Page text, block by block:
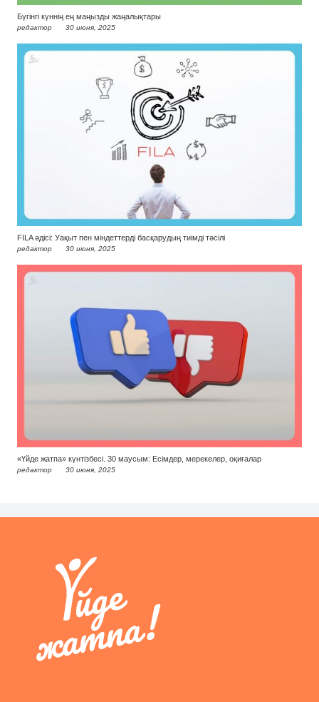
Бүгінгі күннің ең маңызды жаңалықтары
редактор 30 июня, 2025
FILA әдісі: Уақыт пен міндеттерді басқарудың тиімді тәсілі
редактор 30 июня, 2025
«Үйде жатпа» күнтізбесі. 30 маусым: Есімдер, мерекелер, оқиғалар
редактор 30 июня, 2025